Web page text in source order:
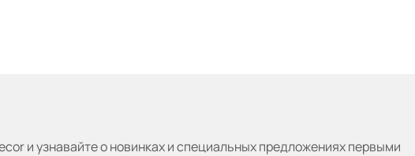
и узнавайтео новинках и специальных предложениях первыми